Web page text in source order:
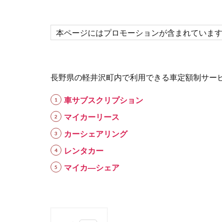
本ページにはプロモーションが含まれています
長野県の軽井沢町内で利用できる車定額制サー
車サブスクリプション
マイカーリース
カーシェアリング
レンタカー
マイカ―シェア